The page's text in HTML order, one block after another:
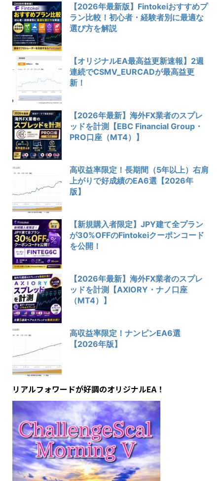
【2026年最新版】Fintokeiおすすめプ
ラン比較！初心者・経験者別に最適な
選び方を解説
【オリジナルEA最高益更新速報】2週
連続でCSMV_EURCADが最高益更
新！
【2026年最新】海外FX業者のスプレ
ッドを計測【EBC Financial Group・
PRO口座（MT4）】
高収益率限定！長期間（5年以上）右肩
上がりで好成績のEA6選【2026年
版】
【新規購入者限定】JPY建て全プラン
が30%OFFのFintokeiクーポンコード
を公開！
【2026年最新】海外FX業者のスプレ
ッドを計測【AXIORY・ナノ口座
（MT4）】
高収益率限定！ナンピンEA6選
【2026年版】
リアルフォワードが好調のオリジナルEA！